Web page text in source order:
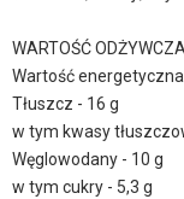
WARTOŚĆ
Wartość
Tłuszcz - 16 g
w tym kwasy
Węglowodany - 10 g
w tym cukry - 5,3 g